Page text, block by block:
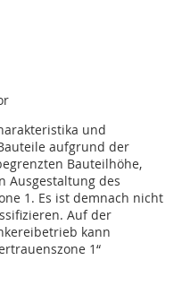
und
aufgrund der
Bauteilhöhe,
Ausgestaltung des
1. Es ist demnach nicht
Auf der
kann
1“